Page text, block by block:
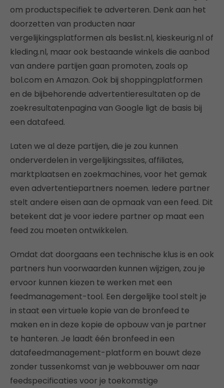
om productspecifiek te adverteren. Denk aan het
doorzetten van producten naar
vergelijkingsplatformen als beslist.nl, kieskeurig.nl of
kleding.nl, maar ook bestaande winkels die aanbod
van andere partijen gaan promoten, zoals op
bol.com en Amazon. Ook bij shoppingplatformen
en de bijbehorende advertentieresultaten op de
zoekresultatenpagina van Google ligt de basis bij
een datafeed.
Laten we al deze partijen, die je zou kunnen
onderverdelen in vergelijkingssites, affiliates,
marktplaatsen en zoekmachines, voor het gemak
even advertentiepartners noemen. Iedere partner
stelt andere eisen aan de opmaak van een feed. Dit
betekent dat je voor iedere partner op maat een
feed zou moeten ontwikkelen.
Omdat dat doorgaans een technische klus is en ook
partners hun voorwaarden kunnen wijzigen, zou je
ervoor kunnen kiezen te werken met een
feedmanagement-tool. Een dergelijke tool stelt je
in staat een virtuele kopie van de bronfeed te
maken en in deze kopie de opbouw van je partner
te hanteren. Je laadt één bronfeed in een
datafeedmanagement-platform en bouwt deze
zonder tussenkomst van je webbouwer om naar
feedspecificaties voor je toekomstige